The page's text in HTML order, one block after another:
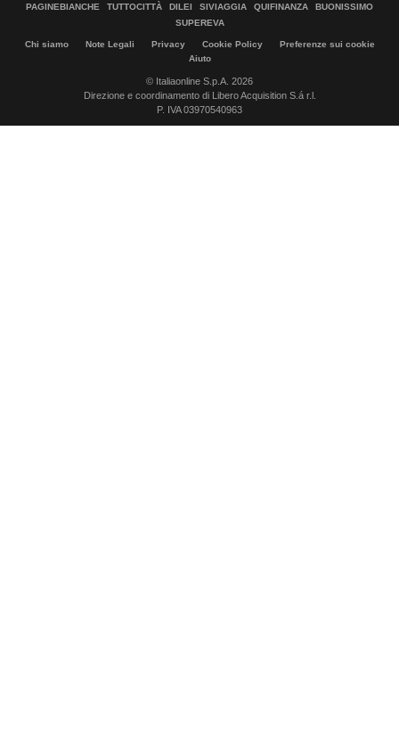
PAGINEBIANCHE
TUTTOCITTÀ DILEI SIVIAGGIA QUIFINANZA
BUONISSIMO
SUPEREVA
Chi siamo Note Legali Privacy Cookie Policy
Preferenze sui cookie
Aiuto
© Italiaonline S.p.A. 2026
Direzione e coordinamento di Libero Acquisition S.á r.l.
P. IVA 03970540963